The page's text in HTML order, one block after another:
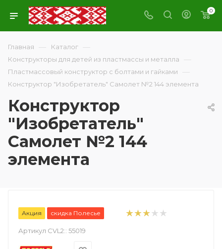
0
Главная — Каталог —
Конструкторы для детей из пластмассы и металла —
Пластмассовый конструктор с болтами и гайками —
Конструктор "Изобретатель" Самолет №2 144 элемента
Конструктор
"Изобретатель"
Самолет №2 144
элемента
Акция скидка Полесье
Артикул CVL2:: 55019